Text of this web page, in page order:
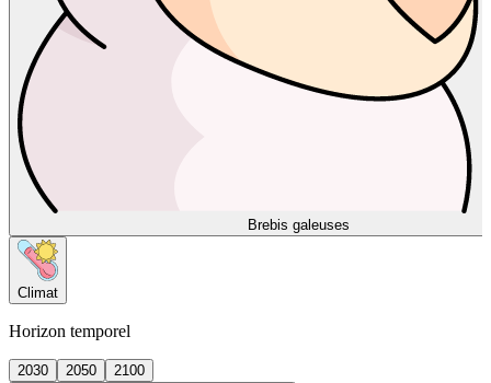
Brebis galeuses
Climat
Horizon temporel
2030 2050
2100